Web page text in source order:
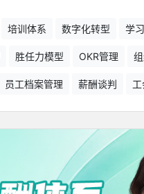
培训体系 数字化转型 学
胜任力模型 OKR管理
员工档案管理 薪酬谈判